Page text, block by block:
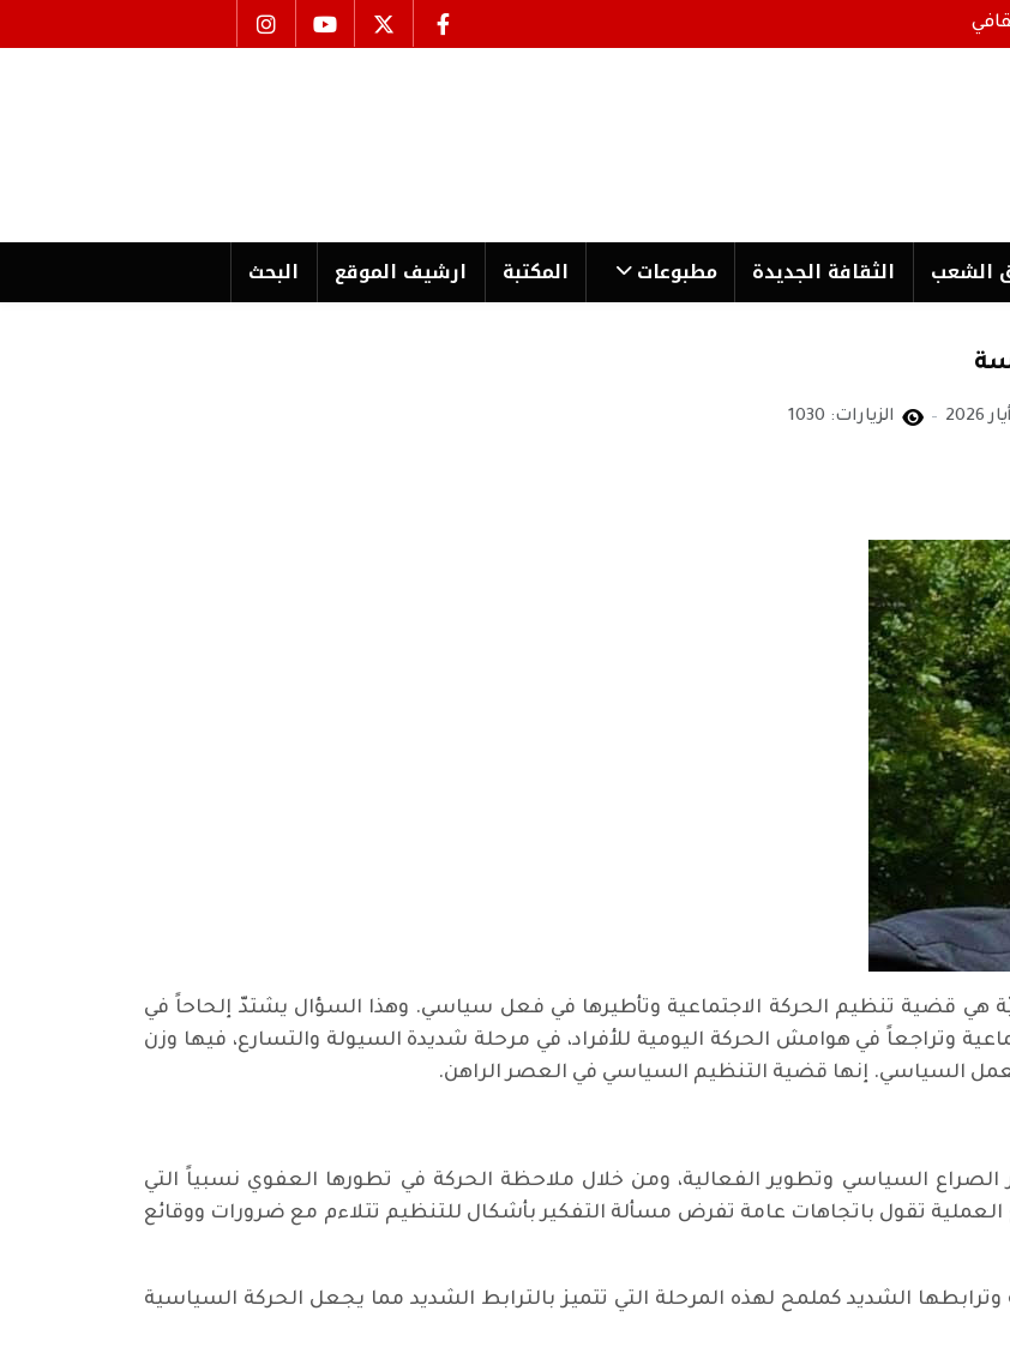
الشعب الثقافة الجدیدة مطبوعات المكتبة ارشیف الموقع البحث
الزيارات: 1030
هي قضية تنظيم الحركة الاجتماعية وتأطيرها في فعل سياسي. وهذا السؤال يشتدّ إلحاحاً في
وتراجعاً في هوامش الحركة اليومية للأفراد، في مرحلة شديدة السيولة والتسارع، فيها وزن
السياسي. إنها قضية التنظيم السياسي في العصر الراهن.
السياسي وتطوير الفعالية، ومن خلال ملاحظة الحركة في تطورها العفوي نسبياً التي
تقول باتجاهات عامة تفرض مسألة التفكير بأشكال للتنظيم تتلاءم مع ضرورات ووقائع
وترابطها الشديد كملمح لهذه المرحلة التي تتميز بالترابط الشديد مما يجعل الحركة السياسية